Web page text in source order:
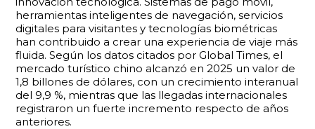
herramientas inteligentes de navegación, servicios
digitales para visitantes y tecnologías biométricas
han contribuido a crear una experiencia de viaje más
fluida. Según los datos citados por Global Times, el
mercado turístico chino alcanzó en 2025 un valor de
1,8 billones de dólares, con un crecimiento interanual
del 9,9 %, mientras que las llegadas internacionales
registraron un fuerte incremento respecto de años
anteriores.